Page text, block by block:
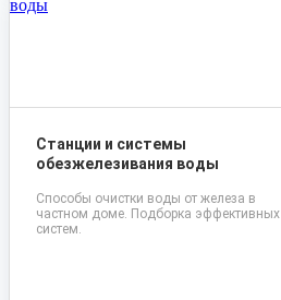
Станции и системы
обезжелезивания воды
Способы очистки воды от железа в
частном доме. Подборка эффективных
систем.